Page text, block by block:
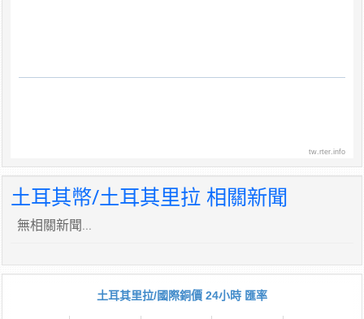
tw.rter.info
土耳其幣/土耳其里拉 相關新聞
無相關新聞...
土耳其里拉/國際銅價 24小時 匯率